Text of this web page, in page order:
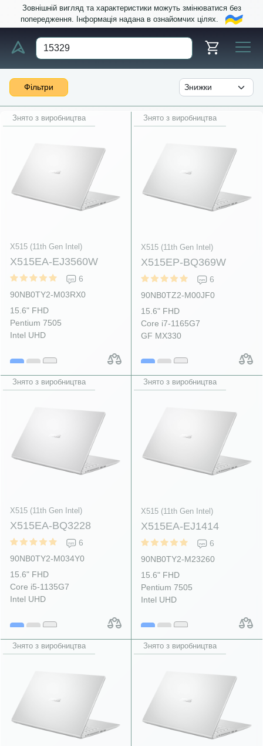
Зовнішній вигляд та характеристики можуть змінюватися без
попередження. Інформація надана в ознайомчих цілях.
Фільтри
Знято з виробництва
X515 (11th Gen Intel)
X515EA-EJ3560W
6
90NB0TY2-M03RX0
15.6" FHD
Pentium 7505
Intel UHD
Знято з виробництва
X515 (11th Gen Intel)
X515EP-BQ369W
6
90NB0TZ2-M00JF0
15.6" FHD
Core i7-1165G7
GF MX330
Знято з виробництва
X515 (11th Gen Intel)
X515EA-BQ3228
6
90NB0TY2-M034Y0
15.6" FHD
Core i5-1135G7
Intel UHD
Знято з виробництва
X515 (11th Gen Intel)
X515EA-EJ1414
6
90NB0TY2-M23260
15.6" FHD
Pentium 7505
Intel UHD
Знято з виробництва Знято з виробництва